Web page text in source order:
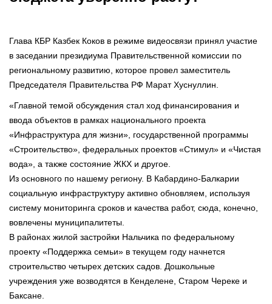
Глава КБР Казбек Коков в режиме видеосвязи принял участие
в заседании президиума Правительственной комиссии по
региональному развитию, которое провел заместитель
Председателя Правительства РФ Марат Хуснуллин.
«Главной темой обсуждения стал ход финансирования и
ввода объектов в рамках национального проекта
«Инфраструктура для жизни», государственной программы
«Строительство», федеральных проектов «Стимул» и «Чистая
вода», а также состояние ЖКХ и другое.
Из основного по нашему региону. В Кабардино-Балкарии
социальную инфраструктуру активно обновляем, используя
систему мониторинга сроков и качества работ, сюда, конечно,
вовлечены муниципалитеты.
В районах жилой застройки Нальчика по федеральному
проекту «Поддержка семьи» в текущем году начнется
строительство четырех детских садов. Дошкольные
учреждения уже возводятся в Кенделене, Старом Череке и
Баксане.